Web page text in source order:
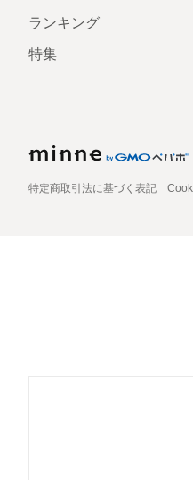
ランキング
特集
特定商取引法に基づく表記